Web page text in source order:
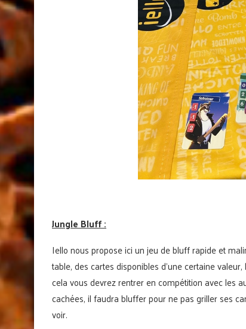
Jungle Bluff :
Iello nous propose ici un jeu de bluff rapide et
table, des cartes disponibles d’une certaine
cela vous devrez rentrer en compétition avec les
cachées, il faudra bluffer pour ne pas griller ses
voir.